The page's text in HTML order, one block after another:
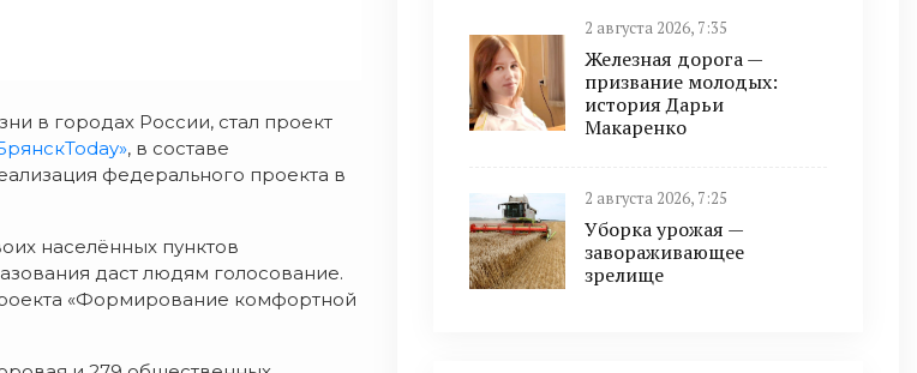
в городах России, стал проект
, в составе
федерального проекта в
населённых пунктов
даст людям голосование.
«Формирование комфортной
2 августа 2026, 7:35
Железная дорога —
призвание молодых:
история Дарьи
Макаренко
2 августа 2026, 7:25
Уборка урожая —
завораживающее
зрелище